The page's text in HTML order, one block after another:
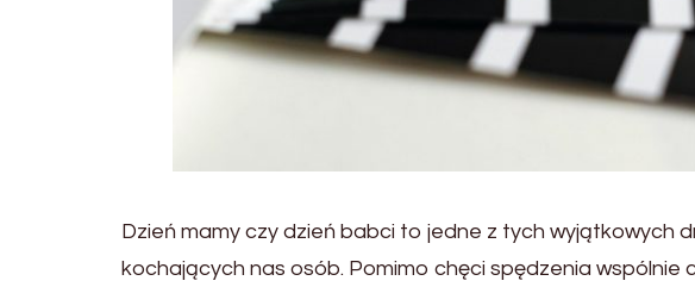
Dzień mamy czy dzień babci to jedne z tych wyjątkowych
kochających nas osób. Pomimo chęci spędzenia wspólnie